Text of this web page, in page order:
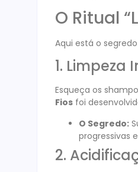
O Ritual
Aqui está o
1. Limpeza
Esqueça os
Fios foi
O Segredo:
progressivas
2.